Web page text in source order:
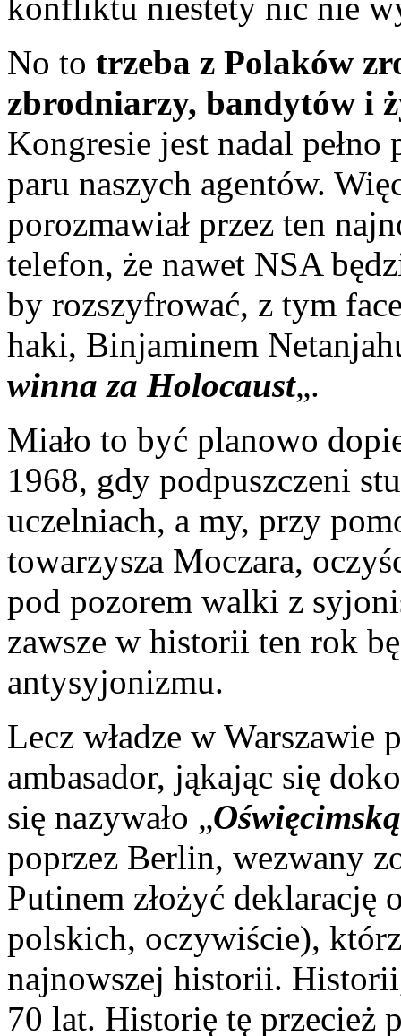
No to trzeba z Polaków
zbrodniarzy, bandytów i
Kongresie jest nadal
paru naszych agentów.
porozmawiał przez ten
telefon, że nawet NSA
by rozszyfrować, z tym
haki, Binjaminem
winna za Holocaust„.
Miało to być planowo
1968, gdy podpuszczeni
uczelniach, a my, przy
towarzysza Moczara,
pod pozorem walki z
zawsze w historii ten rok
antysyjonizmu.
Lecz władze w
ambasador, jąkając się
się nazywało „
poprzez Berlin, wezwany
Putinem złożyć deklarację
polskich, oczywiście),
najnowszej historii.
70 lat. Historię tę przecież